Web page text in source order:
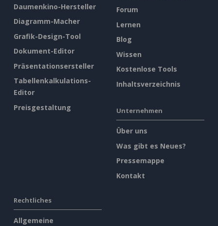
Daumenkino-Hersteller
Diagramm-Macher
Grafik-Design-Tool
Dokument-Editor
Präsentationsersteller
Tabellenkalkulations-
Editor
Preisgestaltung
Forum
Lernen
Blog
Wissen
Kostenlose Tools
Inhaltsverzeichnis
Unternehmen
Über uns
Was gibt es Neues?
Pressemappe
Kontakt
Rechtliches
Allgemeine